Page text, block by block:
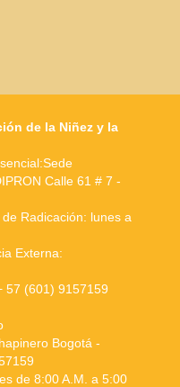
de la Niñez y la
Calle 61 # 7 -
Radicación: lunes a
Externa:
57 (601) 9157159
Bogotá -
de 8:00 A.M. a 5:00